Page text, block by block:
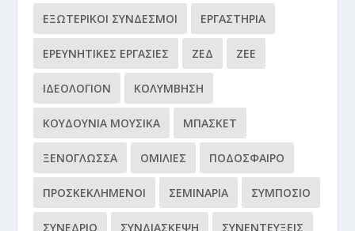
ΕΞΩΤΕΡΙΚΟΊ ΣΎΝΔΕΣΜΟΙ ΕΡΓΑΣΤΉΡΙΑ
ΕΡΕΥΝΗΤΙΚΈΣ ΕΡΓΑΣΊΕΣ ΖΕΔ ΖΕΕ
ΙΔΕΟΛΌΓΙΟΝ ΚΟΛΎΜΒΗΣΗ
ΚΟΥΔΟΎΝΙΑ ΜΟΥΣΙΚΆ ΜΠΆΣΚΕΤ
ΞΕΝΌΓΛΩΣΣΑ ΟΜΙΛΊΕΣ ΠΟΔΌΣΦΑΙΡΟ
ΠΡΟΣΚΕΚΛΗΜΈΝΟΙ ΣΕΜΙΝΆΡΙΑ ΣΥΜΠΌΣΙΟ
ΣΥΝΈΔΡΙΟ ΣΥΝΔΙΆΣΚΕΨΗ ΣΥΝΕΝΤΕΎΞΕΙΣ